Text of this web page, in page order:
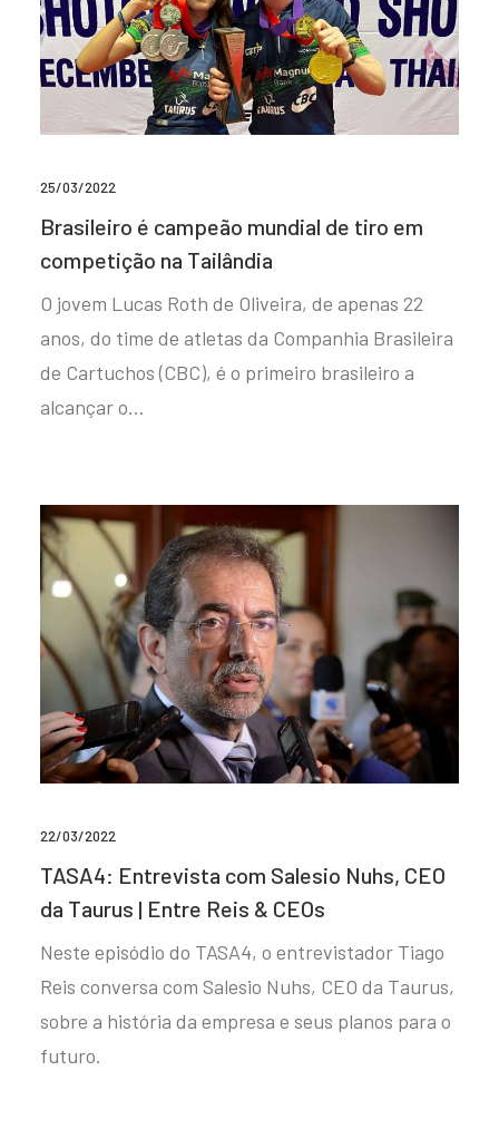
25/03/2022
Brasileiro é campeão mundial de tiro em
competição na Tailândia
O jovem Lucas Roth de Oliveira, de apenas 22
anos, do time de atletas da Companhia Brasileira
de Cartuchos (CBC), é o primeiro brasileiro a
alcançar o…
22/03/2022
TASA4: Entrevista com Salesio Nuhs, CEO
da Taurus | Entre Reis & CEOs
Neste episódio do TASA4, o entrevistador Tiago
Reis conversa com Salesio Nuhs, CEO da Taurus,
sobre a história da empresa e seus planos para o
futuro.